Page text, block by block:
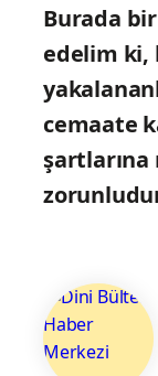
Burada
edelim ki,
cemaate